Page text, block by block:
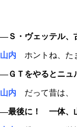
―Ｓ・ヴェッテル、
山内 ホントね、た
―ＧＴをやるとニュ
山内 だって昔は、
―最後に！ 一体、